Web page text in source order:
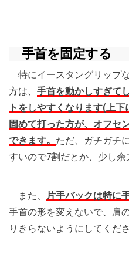
手首を固定する
特にイースタングリップ
方は、 手首を動かしすぎて
トをしやすくなります(上下
固めて打った方が、オフセ
できます。 ただ、ガチガチ
すいので7割だとか、少し余
また、 片手バックは特に
手首の形を変えないで、肩
りきらないようにしてくださ